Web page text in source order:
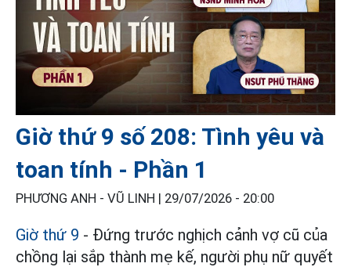
Giờ thứ 9 số 208: Tình yêu và
toan tính - Phần 1
PHƯƠNG ANH - VŨ LINH | 29/07/2026 - 20:00
Giờ thứ 9 - Đứng trước nghịch cảnh vợ cũ của
chồng lại sắp thành mẹ kế, người phụ nữ quyết